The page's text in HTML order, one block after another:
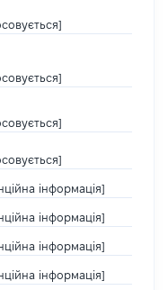
інформація]
інформація]
інформація]
інформація]